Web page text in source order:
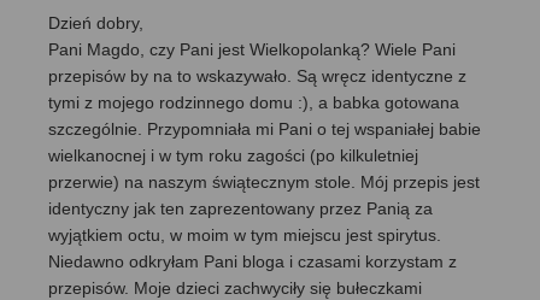
Dzień dobry,
Pani Magdo, czy Pani jest Wielkopolanką? Wiele Pani
przepisów by na to wskazywało. Są wręcz identyczne z
tymi z mojego rodzinnego domu :), a babka gotowana
szczególnie. Przypomniała mi Pani o tej wspaniałej babie
wielkanocnej i w tym roku zagości (po kilkuletniej
przerwie) na naszym świątecznym stole. Mój przepis jest
identyczny jak ten zaprezentowany przez Panią za
wyjątkiem octu, w moim w tym miejscu jest spirytus.
Niedawno odkryłam Pani bloga i czasami korzystam z
przepisów. Moje dzieci zachwyciły się bułeczkami